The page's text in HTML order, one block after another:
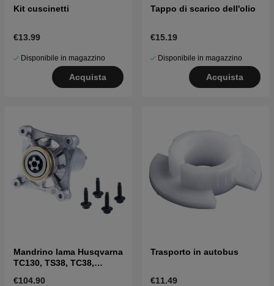
Kit cuscinetti
€13.99
Disponibile in magazzino
Acquista
Tappo di scarico dell'olio
€15.19
Disponibile in magazzino
Acquista
Mandrino lama Husqvarna
TC130, TS38, TC38,
€104.90
Trasporto in autobus
€11.49